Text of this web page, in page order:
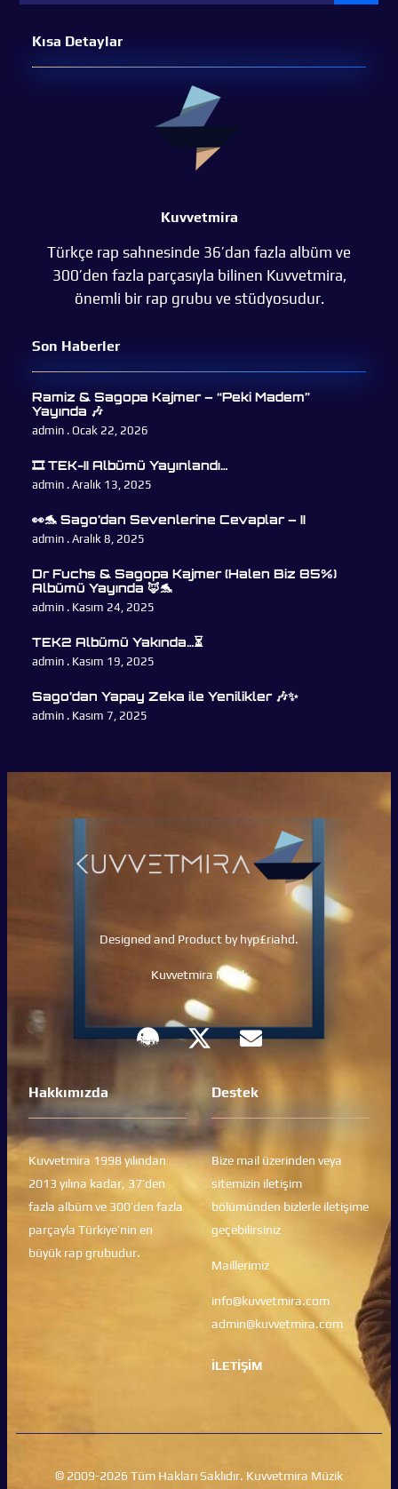
Kısa Detaylar
Kuvvetmira
Türkçe rap sahnesinde 36’dan fazla albüm ve
300’den fazla parçasıyla bilinen Kuvvetmira,
önemli bir rap grubu ve stüdyosudur.
Son Haberler
Ramiz & Sagopa Kajmer – “Peki Madem”
Yayında 🎶
admin Ocak 22, 2026
🎞 TEK-II Albümü Yayınlandı…
admin Aralık 13, 2025
👀🐬 Sago’dan Sevenlerine Cevaplar – II
admin Aralık 8, 2025
Dr Fuchs & Sagopa Kajmer (Halen Biz 85%)
Albümü Yayında 🦊🐬
admin Kasım 24, 2025
TEK2 Albümü Yakında…⏳
admin Kasım 19, 2025
Sago’dan Yapay Zeka ile Yenilikler 🎶✨
admin Kasım 7, 2025
Designed and Product by hyp£riahd.
Kuvvetmira Müzik
Hakkımızda
Kuvvetmira 1998 yılından
2013 yılına kadar, 37’den
fazla albüm ve 300’den fazla
parçayla Türkiye’nin en
büyük rap grubudur.
Destek
Bize mail üzerinden veya
sitemizin iletişim
bölümünden bizlerle iletişime
geçebilirsiniz
Maillerimiz
info@kuvvetmira.com
admin@kuvvetmira.com
İLETİŞİM
© 2009-2026 Tüm Hakları Saklıdır. Kuvvetmira Müzik